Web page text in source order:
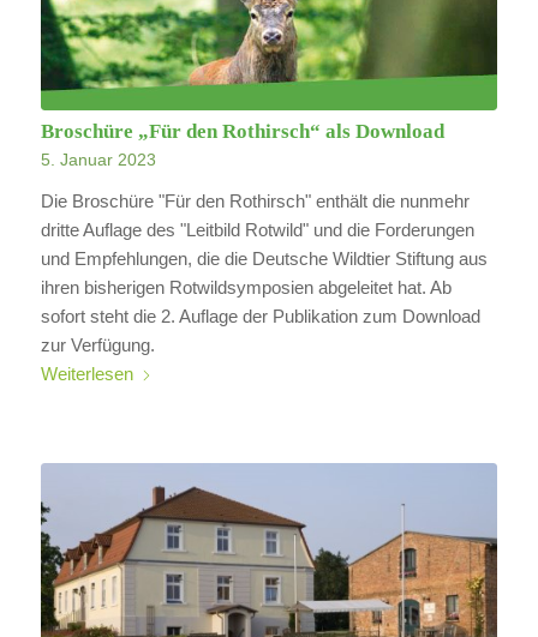
Broschüre „Für den Rothirsch“ als Download
5. Januar 2023
Die Broschüre "Für den Rothirsch" enthält die nunmehr
dritte Auflage des "Leitbild Rotwild" und die Forderungen
und Empfehlungen, die die Deutsche Wildtier Stiftung aus
ihren bisherigen Rotwildsymposien abgeleitet hat. Ab
sofort steht die 2. Auflage der Publikation zum Download
zur Verfügung.
Weiterlesen